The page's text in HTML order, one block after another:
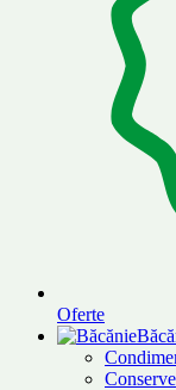
Oferte
Conserve